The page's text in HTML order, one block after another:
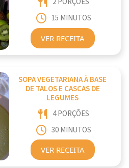
15 MINUTOS
VER RECEITA
SOPA VEGETARIANA À BASE
DE TALOS E CASCAS DE
LEGUMES
4 PORÇÕES
30 MINUTOS
VER RECEITA